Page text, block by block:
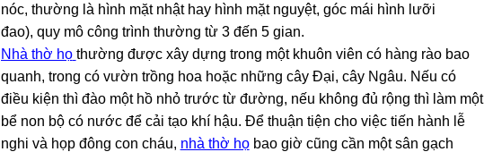
nóc, thường là hình mặt nhật hay hình mặt nguyệt, góc mái hình lưỡi
đao), quy mô công trình thường từ 3 đến 5 gian.
Nhà thờ họ thường được xây dựng trong một khuôn viên có hàng rào bao
quanh, trong có vườn trồng hoa hoặc những cây Đại, cây Ngâu. Nếu có
điều kiện thì đào một hồ nhỏ trước từ đường, nếu không đủ rộng thì làm một
bể non bộ có nước để cải tạo khí hậu. Để thuận tiện cho việc tiến hành lễ
nghi và họp đông con cháu, nhà thờ họbao giờ cũng cần một sân gạch